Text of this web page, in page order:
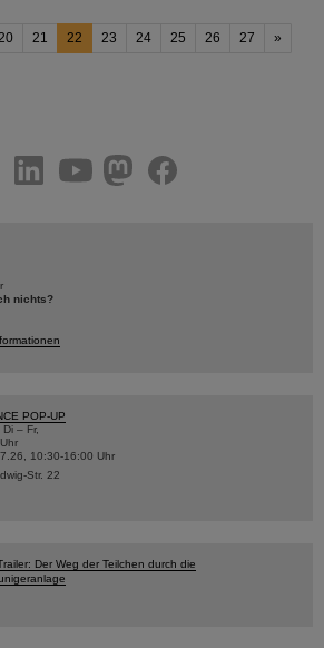
21 22 23 24 25 26 27 »
facebook
nichts?
POP-UP
– Fr,
10:30-16:00 Uhr
Str. 22
Der Weg der Teilchen durch die